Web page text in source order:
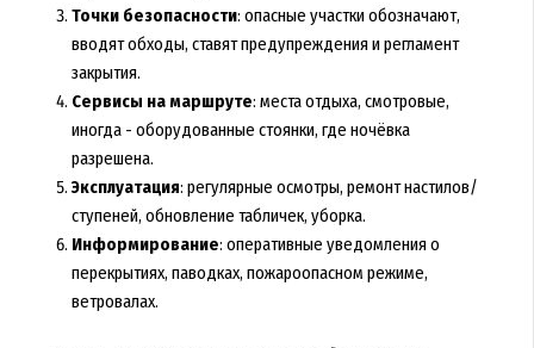
Точки безопасности: опасные участки обозначают,
вводят обходы, ставят предупреждения и регламент
закрытия.
Сервисы на маршруте: места отдыха, смотровые,
иногда - оборудованные стоянки, где ночёвка
разрешена.
Эксплуатация: регулярные осмотры, ремонт настилов/
ступеней, обновление табличек, уборка.
Информирование: оперативные уведомления о
перекрытиях, паводках, пожароопасном режиме,
ветровалах.